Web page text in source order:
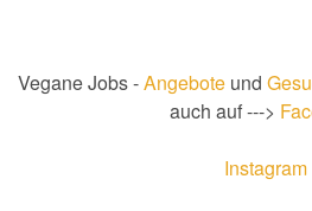
Vegane Jobs -Angebote und
auch auf --->
Instagram